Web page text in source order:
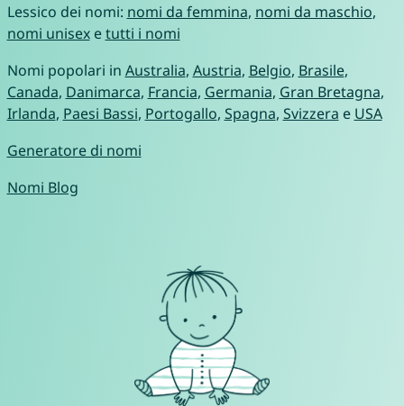
Lessico dei nomi: nomi da femmina, nomi da maschio,
nomi unisexetutti i nomi
Nomi popolari in Australia, Austria, Belgio, Brasile,
Canada, Danimarca, Francia, Germania, Gran Bretagna,
Irlanda, Paesi Bassi, Portogallo, Spagna, Svizzera e USA
Generatore di nomi
Nomi Blog